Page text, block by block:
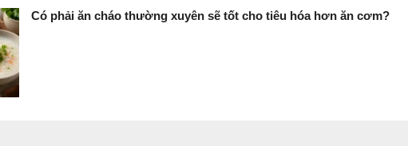
Có phải ăn cháo thường xuyên sẽ tốt cho tiêu hóa hơn ăn cơm?